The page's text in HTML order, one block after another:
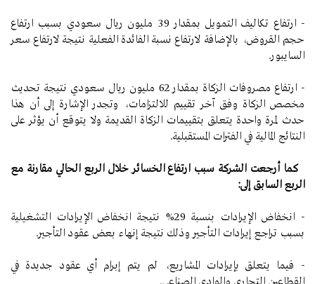
- ارتفاع تكاليف التمويل بمقدار 39 مليون ريال سعودي بسبب ارتفاع
حجم القروض، بالإضافة لارتفاع نسبة الفائدة الفعلية نتيجة لارتفاع سعر
السايبور.
- ارتفاع مصروفات الزكاة بمقدار 62 مليون ريال سعودي نتيجة تحديث
مخصص الزكاة وفق آخر تقييم للالتزامات، وتجدر الإشارة إلى أن هذا
حدث لمرة واحدة يتعلق بتقييمات الزكاة القديمة ولا يتوقع أن يؤثر على
النتائج المالية في الفترات المستقبلية.
كما أرجعت الشركة سبب ارتفاع الخسائر خلال الربع الحالي مقارنة مع
الربع السابق إلى:
- انخفاض الإيرادات بنسبة 29% نتيجة انخفاض الإيرادات التشغيلية
بسبب تراجع إيرادات التأجير وذلك نتيجة إنهاء بعض عقود التأجير.
- فيما يتعلق بإيرادات المشاريع، لم يتم إبرام أي عقود جديدة في